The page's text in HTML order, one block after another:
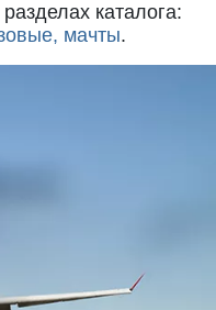
каталога:
мачты.